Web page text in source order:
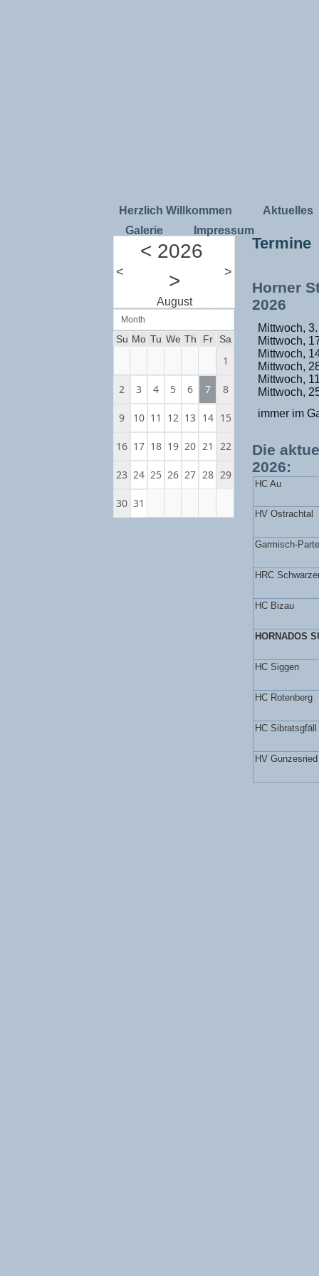
Herzlich Willkommen
Aktuelles
Galerie
Impressum
<
< 2026
>
August
>
Month
Su Mo Tu We Th Fr Sa
1
2 3 4 5 6 7 8
9 10 11 12 13 14 15
16 17 18 19 20 21 22
23 24 25 26 27 28 29
30 31
Termine
Horner
2026
Mittwoch,
Mittwoch,
Mittwoch,
Mittwoch,
Mittwoch,
Mittwoch,
immer im
Die
2026:
HC Au
HV Ostrachtal
Garmisch-
HRC
HC Bizau
HORNADOS
HC Siggen
HC Rotenberg
HC Sibratsgfäll
HV Gunzesried